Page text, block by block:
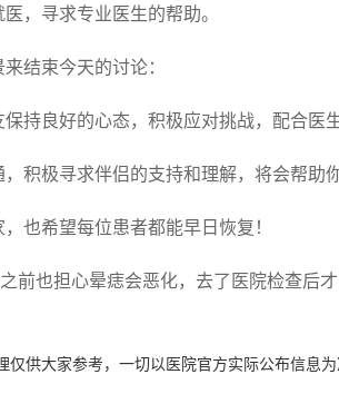
，寻求专业医生的帮助。
结束今天的讨论：
持良好的心态，积极应对挑战，配合医
积极寻求伴侣的支持和理解，将会帮助
也希望每位患者都能早日恢复！
之前也担心晕痣会恶化，去了医院检查后
供大家参考，一切以医院官方实际公布信息为